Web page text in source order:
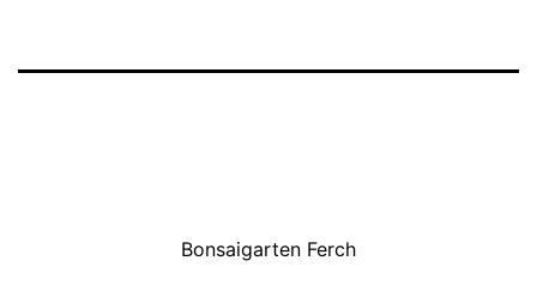
Bonsaigarten Ferch